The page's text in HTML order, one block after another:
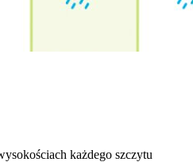
każdego szczytu